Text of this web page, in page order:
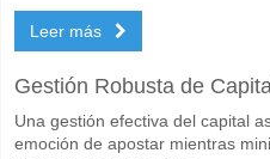
Leer más
Gestión Robusta de
Una gestión efectiva del capital
emoción de apostar mientras